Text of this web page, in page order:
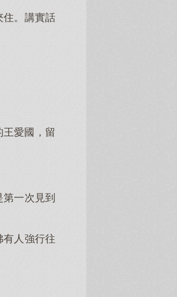
住。講實話
愛國，留
一次見到
人強行往